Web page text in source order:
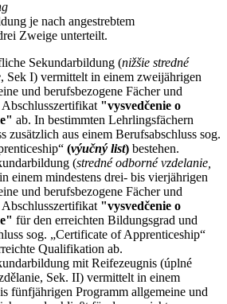
je nach angestrebtem
Zweige unterteilt.
Sekundarbildung (nižšie stredné
, Sek I) vermittelt in einem zweijährigen
und berufsbezogene Fächer und
"vysvedčenie o
ab. In bestimmten Lehrlingsfächern
zusätzlich aus einem Berufsabschluss sog.
(výučný list) bestehen.
(stredné odborné vzdelanie,
einem mindestens drei- bis vierjährigen
und berufsbezogene Fächer und
"vysvedčenie o
für den erreichten Bildungsgrad und
sog. „Certificate of Apprenticeship“
Qualifikation ab.
mit Reifezeugnis (úplné
Sek. II) vermittelt in einem
fünfjährigen Programm allgemeine und